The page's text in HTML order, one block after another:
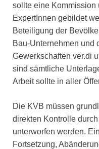
sollte eine Kommission
ExpertInnen gebildet
Beteiligung der
Bau-Unternehmen und
Gewerkschaften ver.di
sind sämtliche
Arbeit sollte in aller
Die KVB müssen
direkten Kontrolle
unterworfen werden.
Fortsetzung,